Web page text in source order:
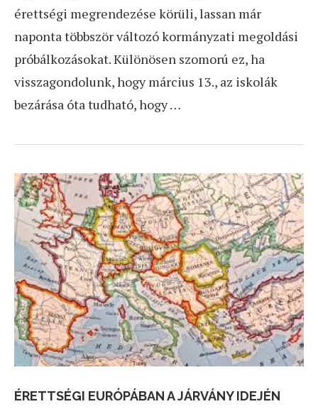
érettségi megrendezése körüli, lassan már
naponta többször változó kormányzati megoldási
próbálkozásokat. Különösen szomorú ez, ha
visszagondolunk, hogy március 13., az iskolák
bezárása óta tudható, hogy …
ÉRETTSÉGI EURÓPÁBAN A JÁRVÁNY IDEJÉN